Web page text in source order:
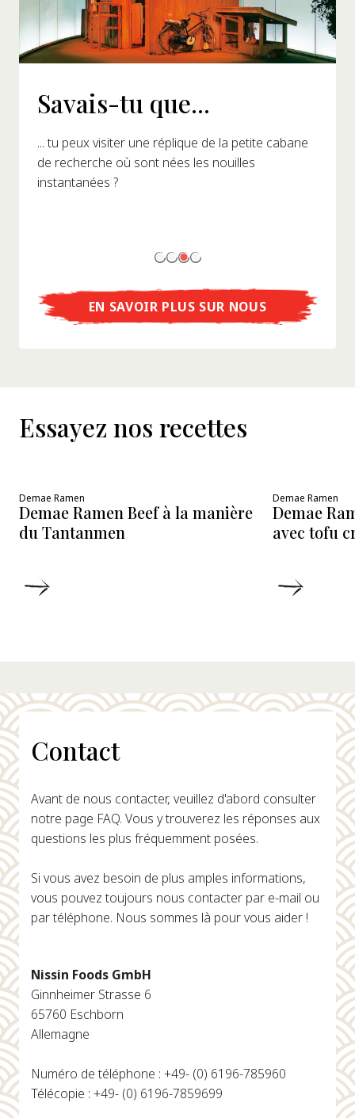
Savais-tu que...
... tu peux visiter une réplique de la petite cabane
de recherche où sont nées les nouilles
instantanées ?
EN SAVOIR PLUS SUR NOUS
Essayez nos recettes
Demae Ramen
Demae Ramen Beef à la manière
du Tantanmen
Demae Ramen
Demae
avec tofu
Contact
Avant de nous contacter, veuillez d'abord consulter
notre page FAQ. Vous y trouverez les réponses aux
questions les plus fréquemment posées.
Si vous avez besoin de plus amples informations,
vous pouvez toujours nous contacter par e-mail ou
par téléphone. Nous sommes là pour vous aider !
Nissin Foods GmbH
Ginnheimer Strasse 6
65760 Eschborn
Allemagne
Numéro de téléphone : +49- (0) 6196-785960
Télécopie : +49- (0) 6196-7859699